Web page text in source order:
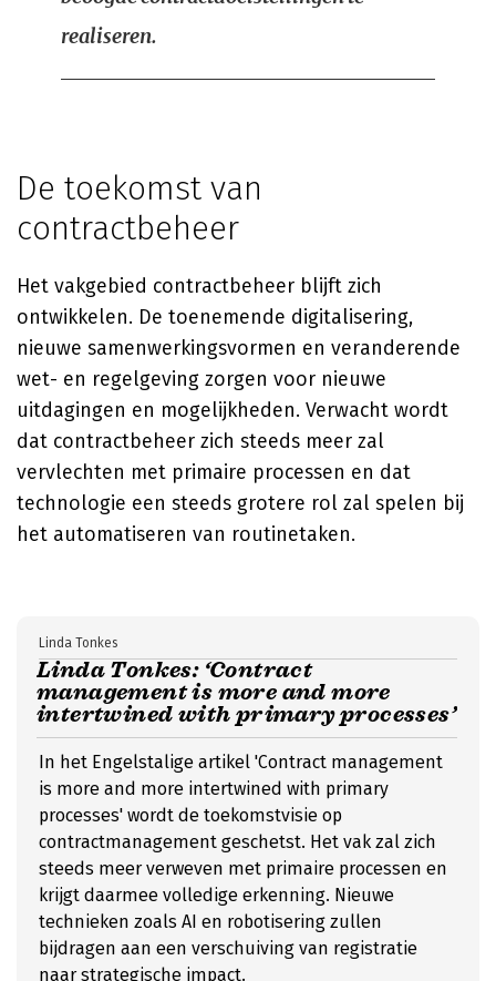
realiseren.
De toekomst van
contractbeheer
Het vakgebied contractbeheer blijft zich
ontwikkelen. De toenemende digitalisering,
nieuwe samenwerkingsvormen en veranderende
wet- en regelgeving zorgen voor nieuwe
uitdagingen en mogelijkheden. Verwacht wordt
dat contractbeheer zich steeds meer zal
vervlechten met primaire processen en dat
technologie een steeds grotere rol zal spelen bij
het automatiseren van routinetaken.
Linda Tonkes: ‘Contract
management is more and more
intertwined with primary processes’
Linda Tonkes
In het Engelstalige artikel 'Contract management
is more and more intertwined with primary
processes' wordt de toekomstvisie op
contractmanagement geschetst. Het vak zal zich
steeds meer verweven met primaire processen en
krijgt daarmee volledige erkenning. Nieuwe
technieken zoals AI en robotisering zullen
bijdragen aan een verschuiving van registratie
naar strategische impact.